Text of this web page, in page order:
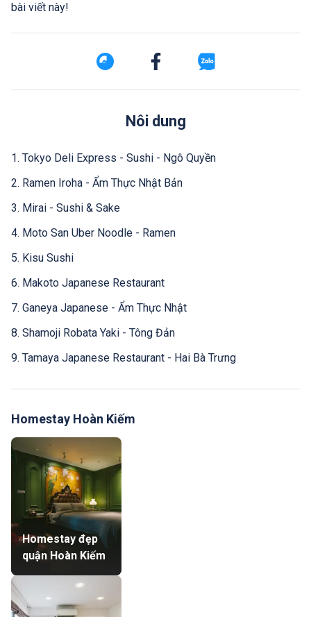
bài viết này!
Nôi dung
1. Tokyo Deli Express - Sushi - Ngô Quyền
2. Ramen Iroha - Ẩm Thực Nhật Bản
3. Mirai - Sushi & Sake
4. Moto San Uber Noodle - Ramen
5. Kisu Sushi
6. Makoto Japanese Restaurant
7. Ganeya Japanese - Ẩm Thực Nhật
8. Shamoji Robata Yaki - Tông Đản
9. Tamaya Japanese Restaurant - Hai Bà Trưng
Homestay Hoàn Kiếm
Homestay đẹp
quận Hoàn Kiếm